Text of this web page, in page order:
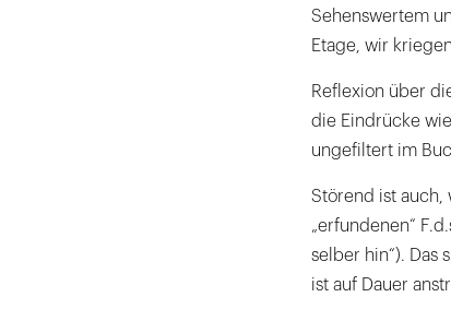
Sehenswertem
Etage, wir
Reflexion über
die Eindrücke
ungefiltert im
Störend ist auch,
„erfundenen“
selber hin“). Das
ist auf Dauer